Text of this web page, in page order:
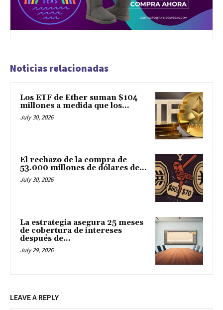
Noticias relacionadas
Los ETF de Ether suman $104
millones a medida que los...
July 30, 2026
El rechazo de la compra de
53.000 millones de dólares de...
July 30, 2026
La estrategia asegura 25 meses
de cobertura de intereses
después de...
July 29, 2026
LEAVE A REPLY